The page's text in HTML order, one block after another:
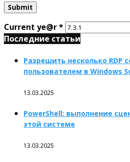
Current ye@r*
Последние статьи
Разрешить несколько RDP
пользователем в Windows
13.03.2025
PowerShell: выполнение
этой системе
13.03.2025